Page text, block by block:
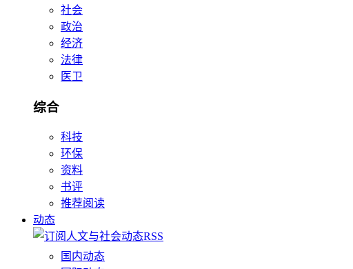
社会
政治
经济
法律
医卫
综合
科技
环保
资料
书评
推荐阅读
动态
国内动态